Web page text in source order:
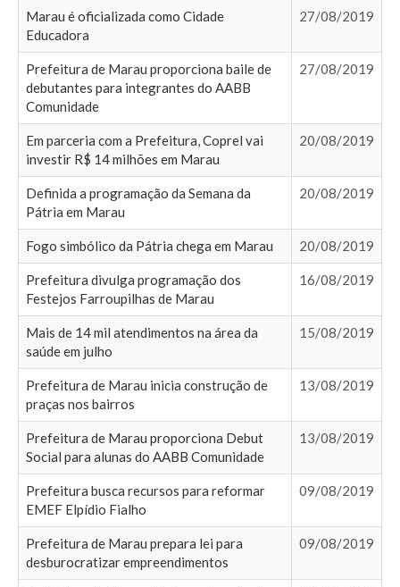
Marau é oficializada como Cidade
Educadora
27/08/2019
Prefeitura de Marau proporciona baile de
debutantes para integrantes do AABB
Comunidade
27/08/2019
Em parceria com a Prefeitura, Coprel vai
investir R$ 14 milhões em Marau
20/08/2019
Definida a programação da Semana da
Pátria em Marau
20/08/2019
Fogo simbólico da Pátria chega em Marau 20/08/2019
Prefeitura divulga programação dos
Festejos Farroupilhas de Marau
16/08/2019
Mais de 14 mil atendimentos na área da
saúde em julho
15/08/2019
Prefeitura de Marau inicia construção de
praças nos bairros
13/08/2019
Prefeitura de Marau proporciona Debut
Social para alunas do AABB Comunidade
13/08/2019
Prefeitura busca recursos para reformar
EMEF Elpídio Fialho
09/08/2019
Prefeitura de Marau prepara lei para
desburocratizar empreendimentos
09/08/2019